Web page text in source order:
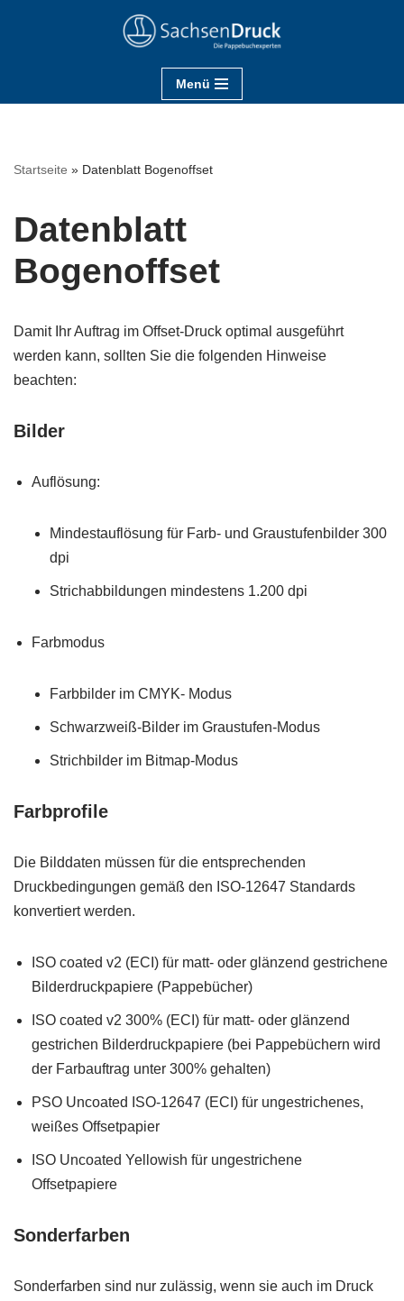
Menü
Startseite » Datenblatt Bogenoffset
Datenblatt
Bogenoffset
Damit Ihr Auftrag im Offset-Druck optimal ausgeführt
werden kann, sollten Sie die folgenden Hinweise
beachten:
Bilder
Auflösung:
Mindestauflösung für Farb- und Graustufenbilder 300
dpi
Strichabbildungen mindestens 1.200 dpi
Farbmodus
Farbbilder im CMYK- Modus
Schwarzweiß-Bilder im Graustufen-Modus
Strichbilder im Bitmap-Modus
Farbprofile
Die Bilddaten müssen für die entsprechenden
Druckbedingungen gemäß den ISO-12647 Standards
konvertiert werden.
ISO coated v2 (ECI) für matt- oder glänzend gestrichene
Bilderdruckpapiere (Pappebücher)
ISO coated v2 300% (ECI) für matt- oder glänzend
gestrichen Bilderdruckpapiere (bei Pappebüchern wird
der Farbauftrag unter 300% gehalten)
PSO Uncoated ISO-12647 (ECI) für ungestrichenes,
weißes Offsetpapier
ISO Uncoated Yellowish für ungestrichene
Offsetpapiere
Sonderfarben
Sonderfarben sind nur zulässig, wenn sie auch im Druck